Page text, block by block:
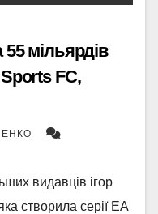
мільярдів
FC,
видавців ігор
створила серії EA